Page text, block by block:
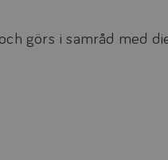
görs i samråd med